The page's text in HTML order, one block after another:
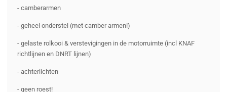
- camberarmen
- geheel onderstel (met camber armen!)
- gelaste rolkooi & verstevigingen in de motorruimte (incl KNAF
richtlijnen en DNRT lijnen)
- achterlichten
- geen roest!